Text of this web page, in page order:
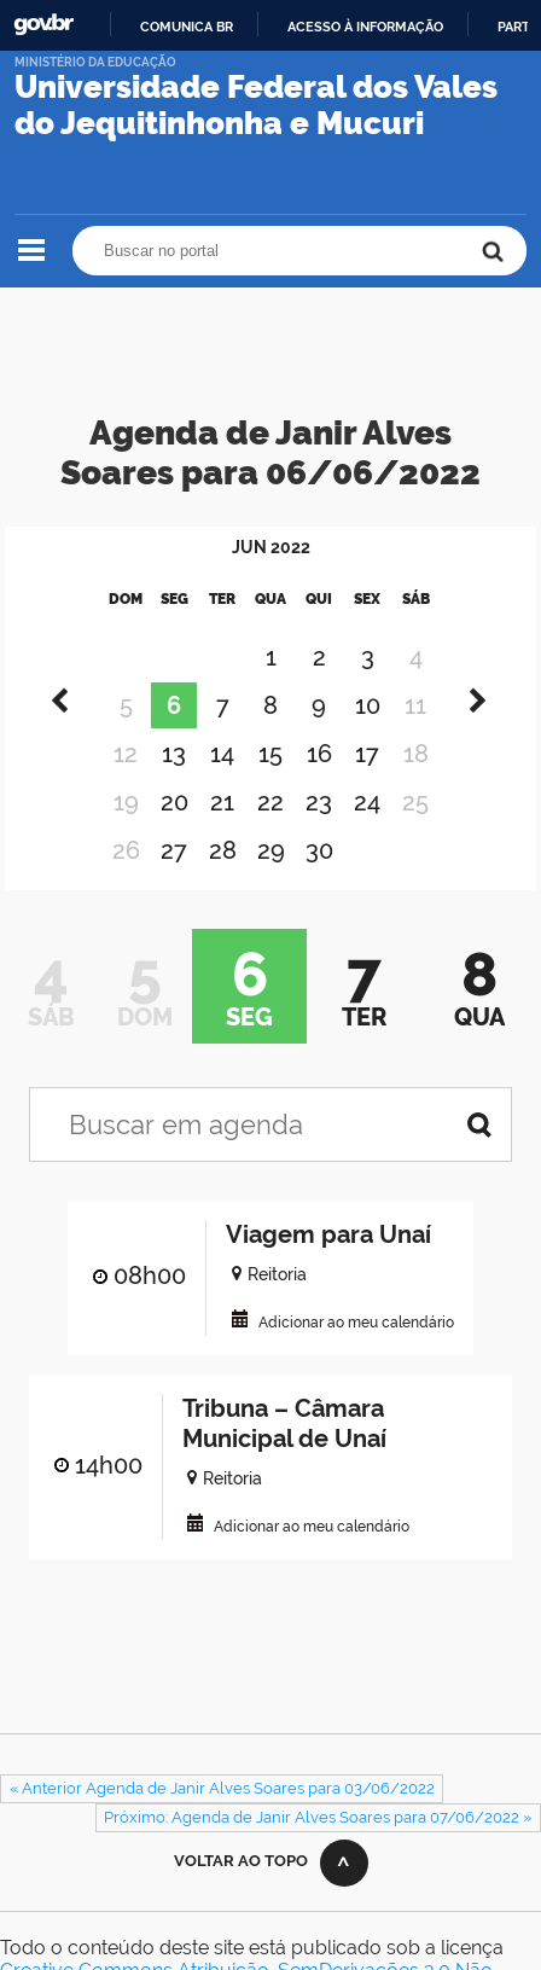
PARA
CONTEÚDO
COMUNICA BR ACESSO À INFORMAÇÃO
Universidade Federal dos Vales
do Jequitinhonha e Mucuri
MINISTÉRIO DA EDUCAÇÃO
Agenda de Janir Alves
Soares para 06/06/2022
JUN 2022
DOM SEG TER QUA QUI SEX SÁB
1 2 3
4
5
6 7 8 9 10
11
12
13 14 15 16 17
18
19
20 21 22 23 24
25
26
27 28 29 30
4
SÁB
5
DOM
6
SEG
7
TER
8
QUA
08h00
Viagem para Unaí
Reitoria
Adicionar ao meu calendário
14h00
Tribuna – Câmara
Municipal de Unaí
Reitoria
Adicionar ao meu calendário
« Anterior Agenda de Janir Alves Soares para 03/06/2022
Próximo: Agenda de Janir Alves Soares para 07/06/2022 »
VOLTAR AO TOPO
Todo o conteúdo deste site está publicado sob a licença